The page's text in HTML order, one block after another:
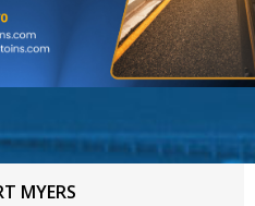
MYERS